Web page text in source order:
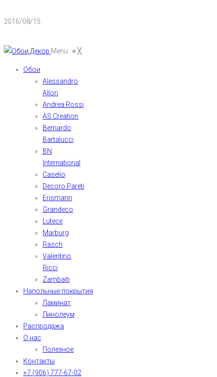
2016/08/15
Menu ≡╳
Обои
Alessandro
Allori
Andrea Rossi
AS Creation
Bernardo
Bartalucci
BN
International
Caselio
Decoro Pareti
Erismann
Grandeco
Lutece
Marburg
Rasch
Valentino
Ricci
Zambaiti
Напольные покрытия
Ламинат
Линолеум
Распродажа
О нас
Полезное
Контакты
+7 (906) 777-67-02